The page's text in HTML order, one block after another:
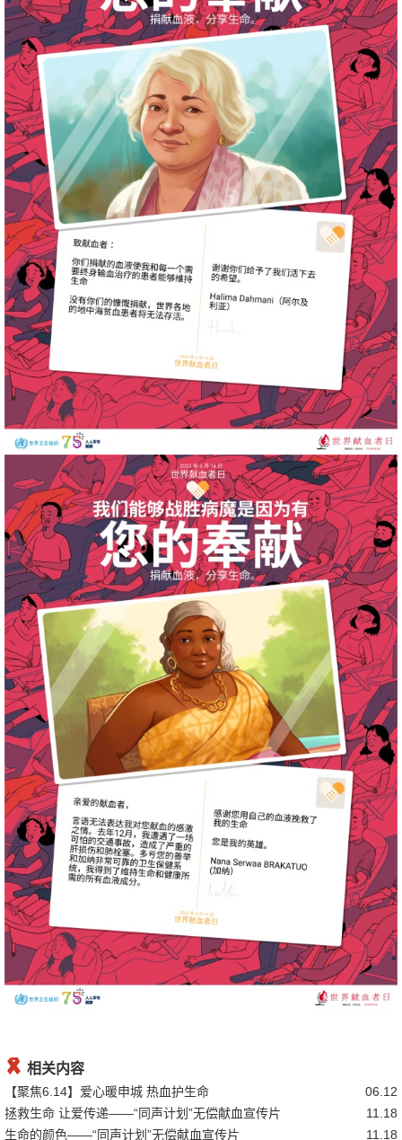
 相关内容
【聚焦6.14】爱心暖申城 热血护生命
06.12
拯救生命 让爱传递——“同声计划”无偿献血宣传片
11.18
生命的颜色——“同声计划”无偿献血宣传片
11.18